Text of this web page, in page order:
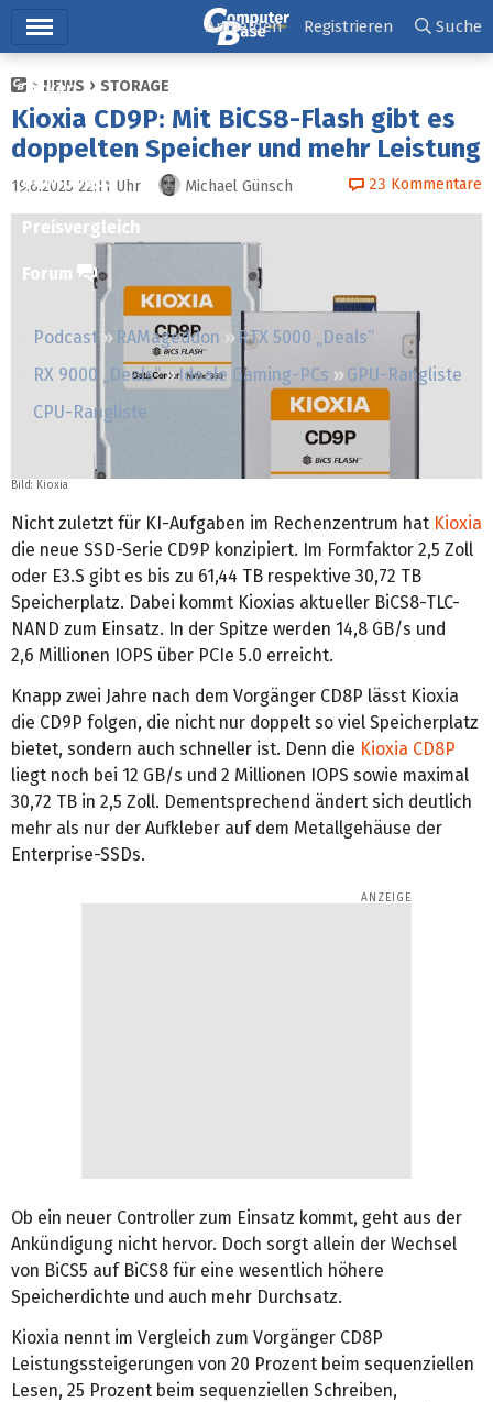
Ticker
Tests
Downloads
Preisvergleich
Forum
Podcast RAMageddon
RTX 5000 „Deals“
RX 9000 „Deals“
Ideale Gaming-PCs
GPU-Rangliste
CPU-Rangliste
Anmelden Registrieren Suche
NEWS STORAGE
Kioxia CD9P: Mit BiCS8-Flash gibt es
doppelten Speicher und mehr Leistung
19.6.2025 22:11 Uhr Michael Günsch 23 Kommentare
Bild: Kioxia
Nicht zuletzt für KI-Aufgaben im Rechenzentrum hat Kioxia
die neue SSD-Serie CD9P konzipiert. Im Formfaktor 2,5 Zoll
oder E3.S gibt es bis zu 61,44 TB respektive 30,72 TB
Speicherplatz. Dabei kommt Kioxias aktueller BiCS8-TLC-
NAND zum Einsatz. In der Spitze werden 14,8 GB/s und
2,6 Millionen IOPS über PCIe 5.0 erreicht.
Knapp zwei Jahre nach dem Vorgänger CD8P lässt Kioxia
die CD9P folgen, die nicht nur doppelt so viel Speicherplatz
bietet, sondern auch schneller ist. Denn die Kioxia CD8P
liegt noch bei 12 GB/s und 2 Millionen IOPS sowie maximal
30,72 TB in 2,5 Zoll. Dementsprechend ändert sich deutlich
mehr als nur der Aufkleber auf dem Metallgehäuse der
Enterprise-SSDs.
Ob ein neuer Controller zum Einsatz kommt, geht aus der
Ankündigung nicht hervor. Doch sorgt allein der Wechsel
von BiCS5 auf BiCS8 für eine wesentlich höhere
Speicherdichte und auch mehr Durchsatz.
Kioxia nennt im Vergleich zum Vorgänger CD8P
Leistungssteigerungen von 20 Prozent beim sequenziellen
Lesen, 25 Prozent beim sequenziellen Schreiben,